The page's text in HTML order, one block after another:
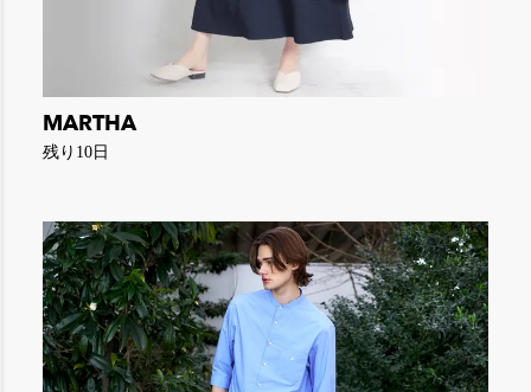
MARTHA
残り10日